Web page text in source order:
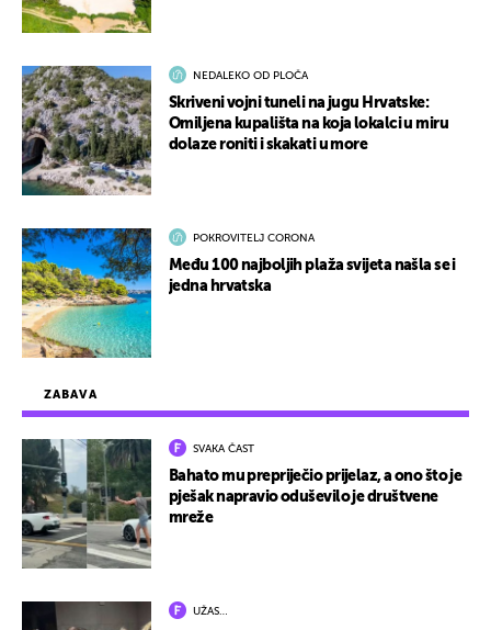
ZABAVA
SVAKA ČAST
Bahato mu prepriječio prijelaz, a ono što je
pješak napravio oduševilo je društvene
mreže
UŽAS…
NEDALEKO OD PLOČA
Skriveni vojni tuneli na jugu Hrvatske:
Omiljena kupališta na koja lokalci u miru
dolaze roniti i skakati u more
POKROVITELJ CORONA
Među 100 najboljih plaža svijeta našla se i
jedna hrvatska